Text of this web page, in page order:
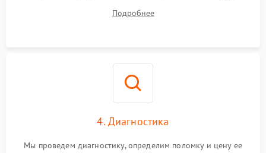
Подробнее
4. Диагностика
Мы проведем диагностику, определим поломку и цену ее